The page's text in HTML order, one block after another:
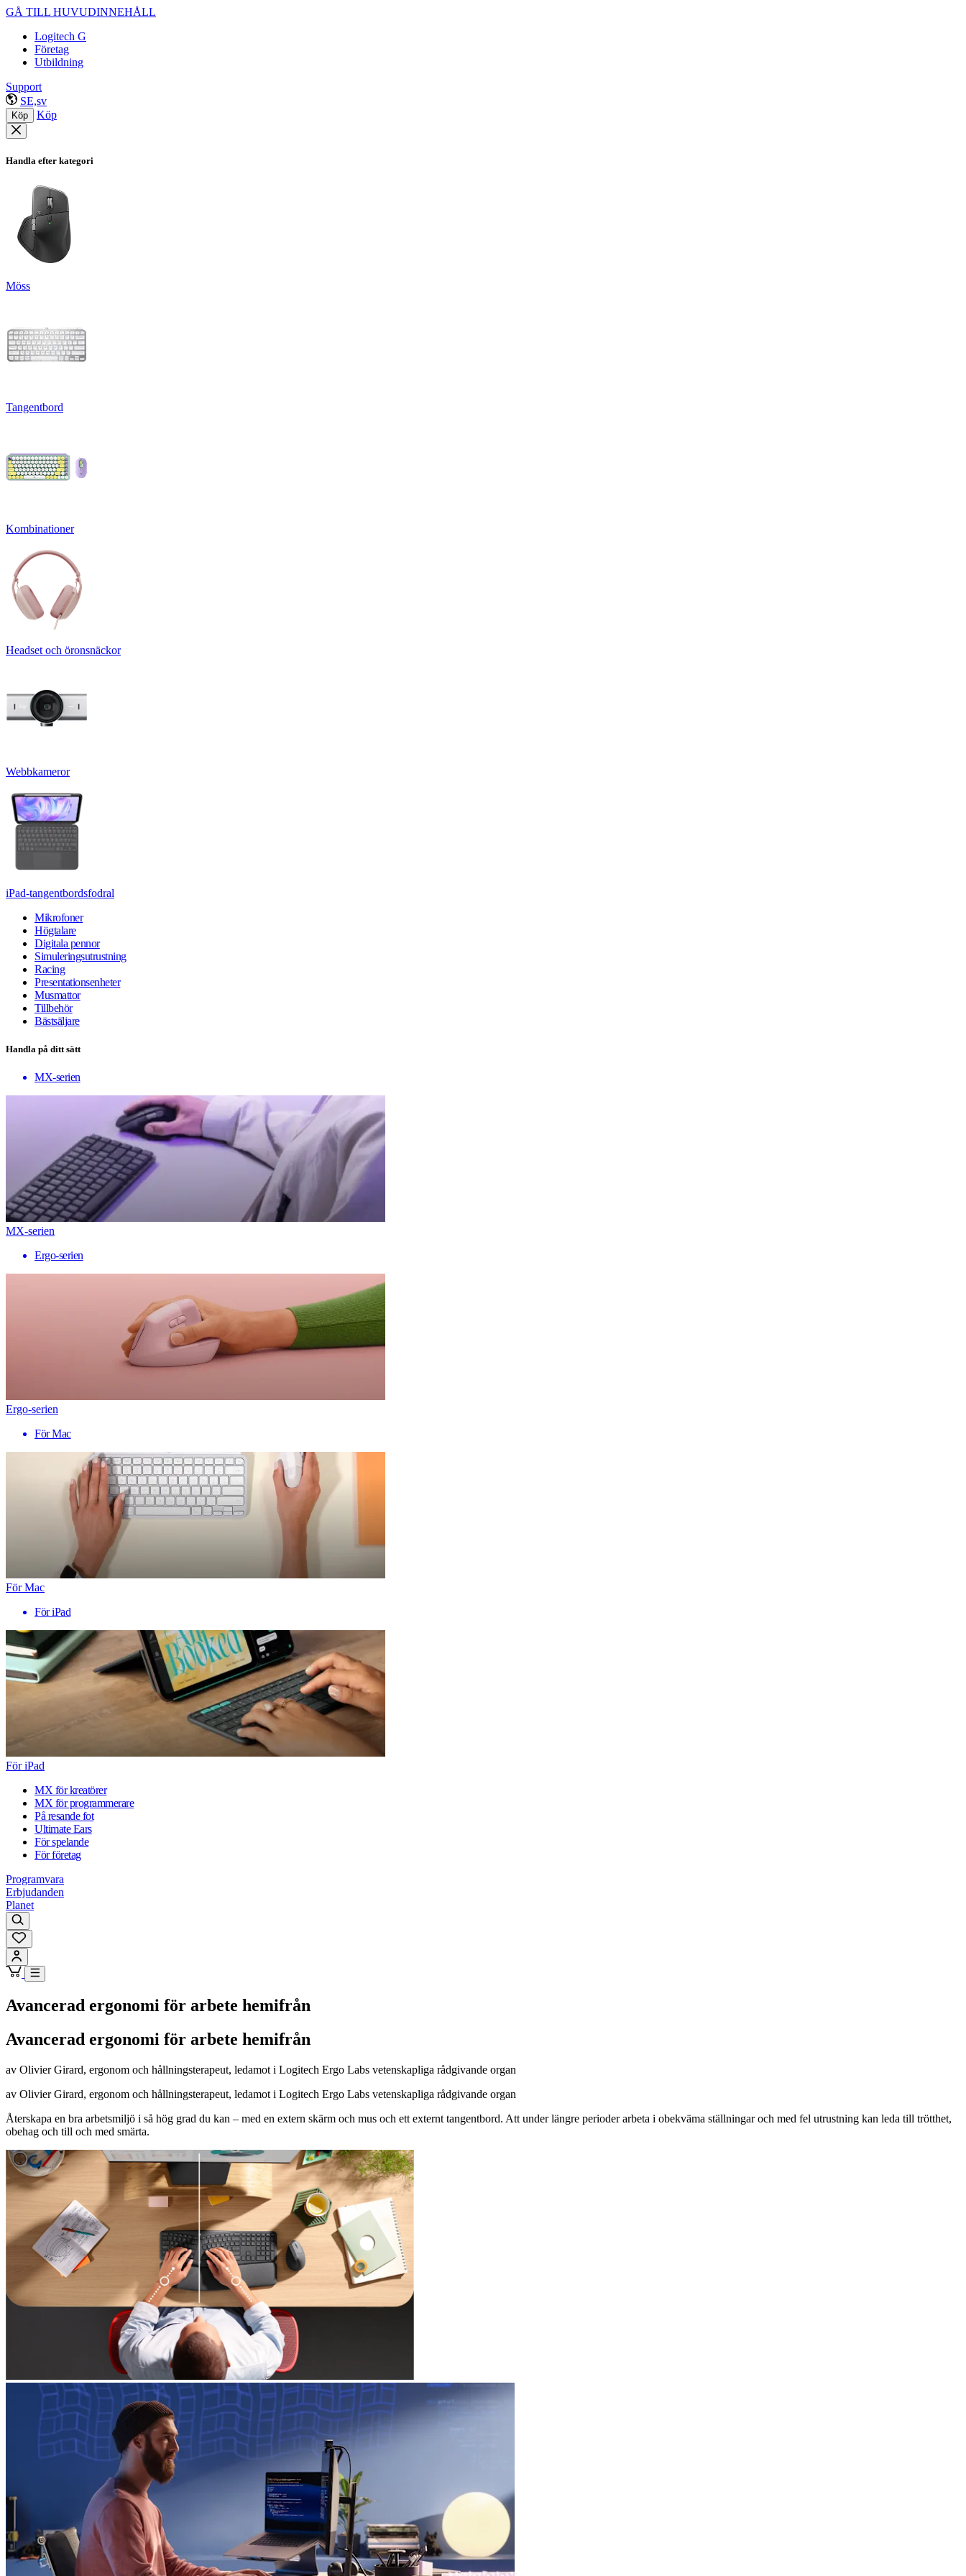
GÅ TILL HUVUDINNEHÅLL
Logitech G
Företag
Utbildning
Support
SE,sv
Köp Köp
Handla efter kategori
Möss
Tangentbord
Kombinationer
Headset och öronsnäckor
Webbkameror
iPad-tangentbordsfodral
Mikrofoner
Högtalare
Digitala pennor
Simuleringsutrustning
Racing
Presentationsenheter
Musmattor
Tillbehör
Bästsäljare
Handla på ditt sätt
MX-serien
MX-serien
Ergo-serien
Ergo-serien
För Mac
För Mac
För iPad
För iPad
MX för kreatörer
MX för programmerare
På resande fot
Ultimate Ears
För spelande
För företag
Programvara
Erbjudanden
Planet
Avancerad ergonomi för arbete hemifrån
Avancerad ergonomi för arbete hemifrån
av Olivier Girard, ergonom och hållningsterapeut, ledamot i Logitech Ergo Labs vetenskapliga rådgivande organ
av Olivier Girard, ergonom och hållningsterapeut, ledamot i Logitech Ergo Labs vetenskapliga rådgivande organ
Återskapa en bra arbetsmiljö i så hög grad du kan – med en extern skärm och mus och ett externt tangentbord. Att under längre perioder arbeta i obekväma ställningar och med fel utrustning kan leda till trötthet,
obehag och till och med smärta.